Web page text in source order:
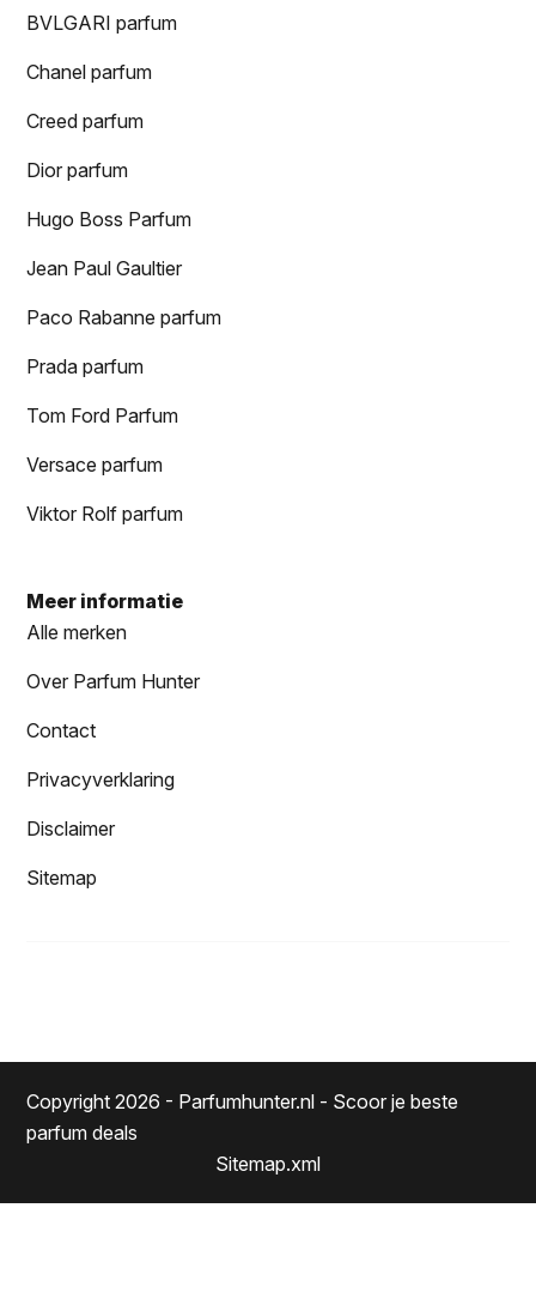
BVLGARI parfum
Chanel parfum
Creed parfum
Dior parfum
Hugo Boss Parfum
Jean Paul Gaultier
Paco Rabanne parfum
Prada parfum
Tom Ford Parfum
Versace parfum
Viktor Rolf parfum
Meer informatie
Alle merken
Over Parfum Hunter
Contact
Privacyverklaring
Disclaimer
Sitemap
Copyright 2026 - Parfumhunter.nl - Scoor je beste
parfum deals
Sitemap.xml